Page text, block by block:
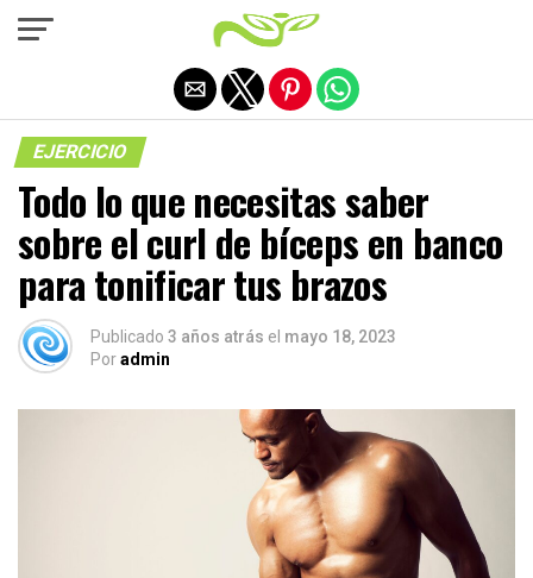
EJERCICIO
Todo lo que necesitas saber
sobre el curl de bíceps en banco
para tonificar tus brazos
Publicado 3 años atrás el mayo 18, 2023
Poradmin
Salir de la versión móvil